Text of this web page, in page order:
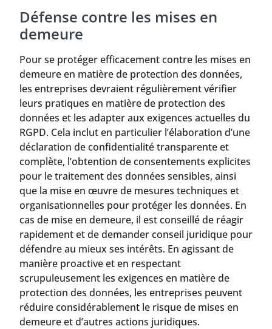
Défense contre les mises en
demeure
Pour se protéger efficacement contre les mises en
demeure en matière de protection des données,
les entreprises devraient régulièrement vérifier
leurs pratiques en matière de protection des
données et les adapter aux exigences actuelles du
RGPD. Cela inclut en particulier l’élaboration d’une
déclaration de confidentialité transparente et
complète, l’obtention de consentements explicites
pour le traitement des données sensibles, ainsi
que la mise en œuvre de mesures techniques et
organisationnelles pour protéger les données. En
cas de mise en demeure, il est conseillé de réagir
rapidement et de demander conseil juridique pour
défendre au mieux ses intérêts. En agissant de
manière proactive et en respectant
scrupuleusement les exigences en matière de
protection des données, les entreprises peuvent
réduire considérablement le risque de mises en
demeure et d’autres actions juridiques.